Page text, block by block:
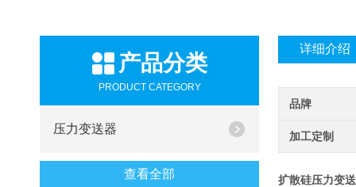
产品分类
PRODUCT CATEGORY
压力变送器
查看全部
详细介绍
品牌
加工定制
扩散硅压力变